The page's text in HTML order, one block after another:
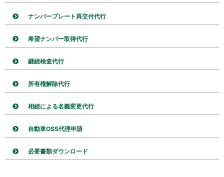
ナンバープレート再交付代行
希望ナンバー取得代行
継続検査代行
所有権解除代行
相続による名義変更代行
自動車OSS代理申請
必要書類ダウンロード